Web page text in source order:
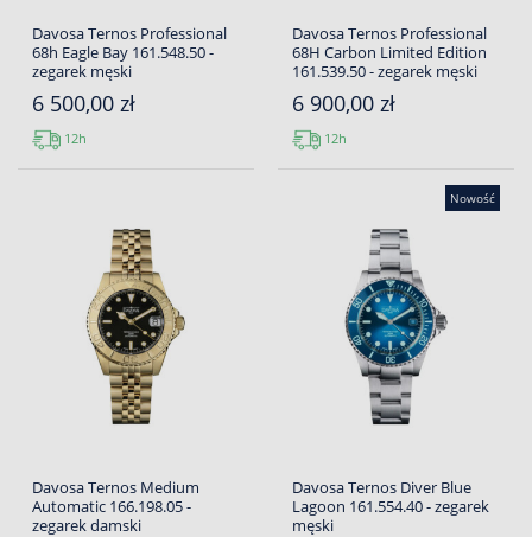
Davosa Ternos Professional
68h Eagle Bay 161.548.50 -
zegarek męski
6 500,00 zł
12h
Davosa Ternos Professional
68H Carbon Limited Edition
161.539.50 - zegarek męski
6 900,00 zł
12h
Davosa Ternos Medium
Automatic 166.198.05 -
zegarek damski
Nowość
Davosa Ternos Diver Blue
Lagoon 161.554.40 - zegarek
męski